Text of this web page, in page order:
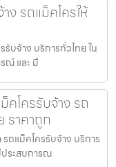
ง รถแม็คโครให้
รับจ้าง บริการทั่วไทย ใน
ณ์ และ มื
คโครรับจ้าง รถ
ราคาถูก
รถแม็คโครรับจ้าง บริการ
ระสบการณ